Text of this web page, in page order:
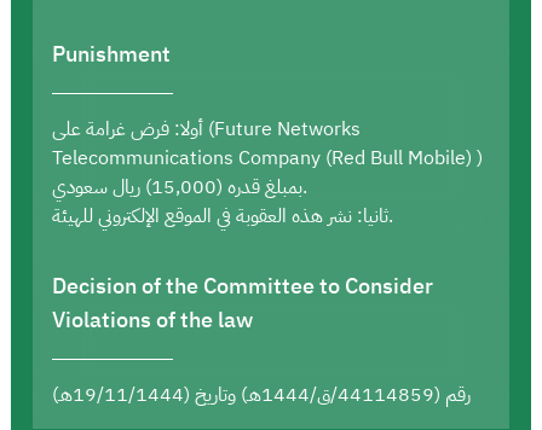
Punishment
أولا: فرض غرامة على (Future Networks
Telecommunications Company (Red Bull Mobile) )
بمبلغ قدره (15,000) ريال سعودي.
ثانيا: نشر هذه العقوبة في الموقع الإلكتروني للهيئة.
Decision of the Committee to Consider
Violations of the law
رقم (44114859/ق/1444هـ) وتاريخ (19/11/1444هـ)